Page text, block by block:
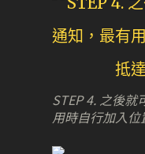
STEP 4. 之後就
用時自行加入位